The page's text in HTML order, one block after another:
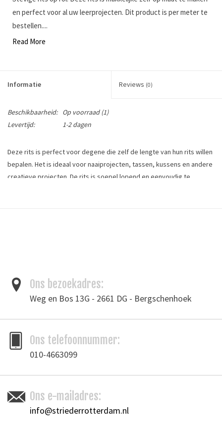
en perfect voor al uw leerprojecten. Dit product is per meter te
bestellen....
Read More
Informatie Reviews (0)
Beschikbaarheid: Op voorraad(1)
Levertijd:
1-2 dagen
Deze rits is perfect voor degene die zelf de lengte van hun rits willen
bepalen. Het is ideaal voor naaiprojecten, tassen, kussens en andere
creatieve projecten. De rits is soepel lopend en eenvoudig te
Bandbreedte: 18 mm
Tags
Ritsen/ Trekkers
Ons bezoekadres:
Weg en Bos 13G - 2661 DG - Bergschenhoek
Ons telefoonnummer:
010-4663099
Ons e-mailadres:
info@striederrotterdam.nl